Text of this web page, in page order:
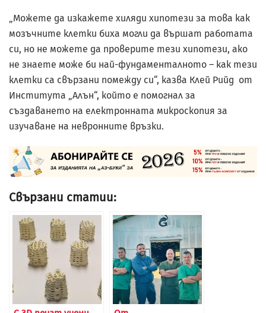
„Можете да изкажете хиляди хипотези за това как
мозъчните клетки биха могли да вършат работата
си, но не можете да проверите тези хипотези, ако
не знаете може би най-фундаменталното – как тези
клетки са свързани помежду си“, казва Клей Рийд от
Института „Алън“, който е помогнал за
създаването на електронната микроскопия за
изучаване на невронните връзки.
Свързани статии: